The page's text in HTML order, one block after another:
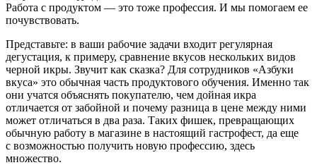
Работа с продуктом — это тоже профессия. И мы помогаем ее
почувствовать.
Представьте: в ваши рабочие задачи входит регулярная
дегустация, к примеру, сравнение вкусов нескольких видов
черной икры. Звучит как сказка? Для сотрудников «Азбуки
вкуса» это обычная часть продуктового обучения. Именно так
они учатся объяснять покупателю, чем дойная икра
отличается от забойной и почему разница в цене между ними
может отличаться в два раза. Таких фишек, превращающих
обычную работу в магазине в настоящий гастрофест, да еще
с возможностью получить новую профессию, здесь
множество.